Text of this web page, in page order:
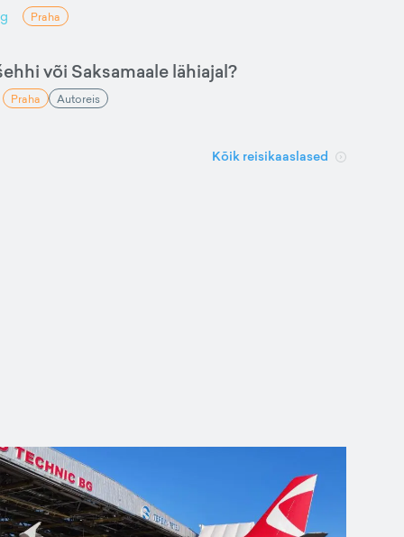
Praha
või Saksamaale lähiajal?
Praha Autoreis
Kõik reisikaaslased